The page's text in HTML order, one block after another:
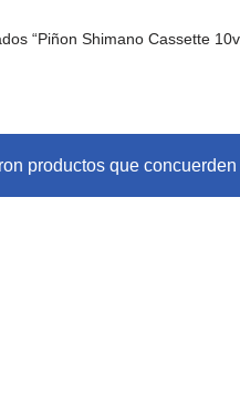
“Piñon Shimano Cassette
productos que